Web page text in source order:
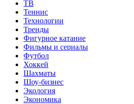
ТВ
Теннис
Технологии
Тренды
Фигурное катание
Фильмы и сериалы
Футбол
Хоккей
Шахматы
Шоу-бизнес
Экология
Экономика